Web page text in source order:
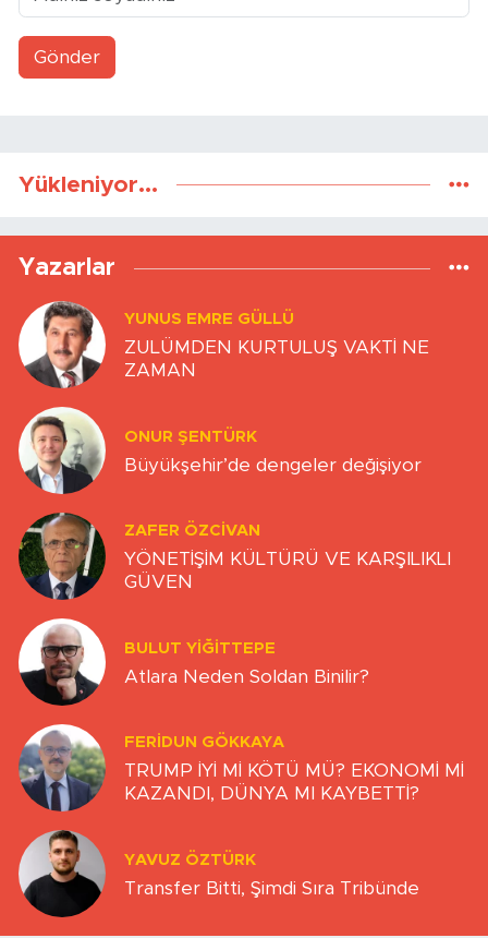
Gönder
Yükleniyor...
Yazarlar
YUNUS EMRE GÜLLÜ
ZULÜMDEN KURTULUŞ VAKTİ NE
ZAMAN
ONUR ŞENTÜRK
Büyükşehir’de dengeler değişiyor
ZAFER ÖZCIVAN
YÖNETİŞİM KÜLTÜRÜ VE KARŞILIKLI
GÜVEN
BULUT YİĞİTTEPE
Atlara Neden Soldan Binilir?
FERIDUN GÖKKAYA
TRUMP İYİ Mİ KÖTÜ MÜ? EKONOMİ Mİ
KAZANDI, DÜNYA MI KAYBETTİ?
YAVUZ ÖZTÜRK
Transfer Bitti, Şimdi Sıra Tribünde